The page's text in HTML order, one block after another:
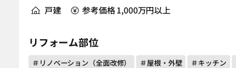
戸建 参考価格 1,000万円以上
リフォーム部位
＃リノベーション（全面改修） ＃屋根・外壁 ＃キッチン